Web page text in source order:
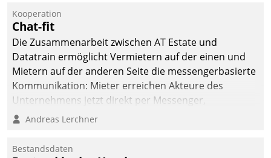
Kooperation
Chat-fit
Die Zusammenarbeit zwischen AT Estate und
Datatrain ermöglicht Vermietern auf der einen und
Mietern auf der anderen Seite die messengerbasierte
Kommunikation: Mieter erreichen Akteure des
Unternehmens jetzt direkt per Messenger,
Mitarbeiter oder Dienstleister empfangen oder
Andreas Lerchner
Bestandsdaten